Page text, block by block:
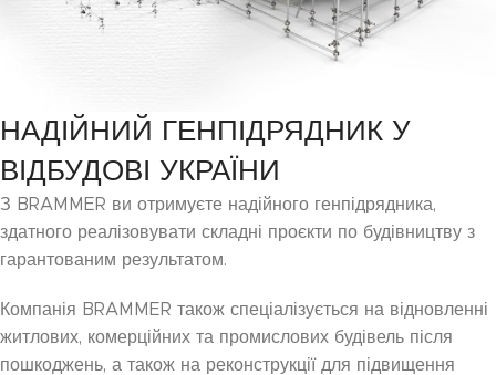
НАДІЙНИЙ ГЕНПІДРЯДНИК У
ВІДБУДОВІ УКРАЇНИ
З BRAMMER ви отримуєте надійного генпідрядника,
здатного реалізовувати складні проєкти по будівництву з
гарантованим результатом.
Компанія BRAMMER також спеціалізується на відновленні
житлових, комерційних та промислових будівель після
пошкоджень, а також на реконструкції для підвищення